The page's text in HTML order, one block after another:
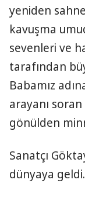
yeniden
kavuşma
sevenleri ve
tarafından
Babamız
arayanı
gönülden
Sanatçı
dünyaya geldi.